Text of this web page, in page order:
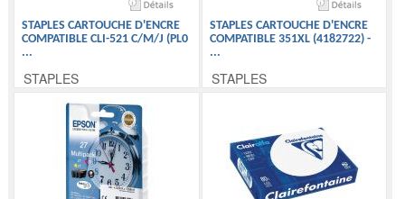
STAPLES CARTOUCHE D'ENCRE
COMPATIBLE CLI-521 C/M/J (PL0
...
STAPLES
STAPLES CARTOUCHE D'ENCRE
COMPATIBLE 351XL (4182722) -
...
STAPLES